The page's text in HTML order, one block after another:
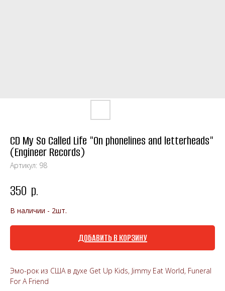
CD My So Called Life "On phonelines and letterheads"
(Engineer Records)
Артикул: 98
350 р.
В наличии - 2шт.
ДОБАВИТЬ В КОРЗИНУ
Эмо-рок из США в духе Get Up Kids, Jimmy Eat World, Funeral
For A Friend